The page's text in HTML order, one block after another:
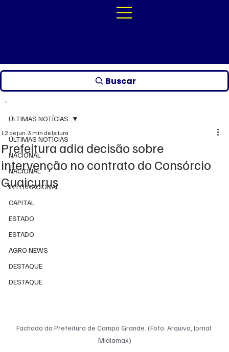
Buscar
ÚLTIMAS NOTÍCIAS
NACIONAL
NACIONAL
INTERNACIONAL
CAPITAL
ESTADO
ESTADO
AGRO NEWS
DESTAQUE
DESTAQUE
ÚLTIMAS NOTÍCIAS
Prefeitura adia decisão sobre
intervenção no contrato do Consórcio
Guaicurus
12 de jun.3 min de leitura
Fachada da Prefeitura de Campo Grande. (Foto: Arquivo, Jornal
Midiamax)